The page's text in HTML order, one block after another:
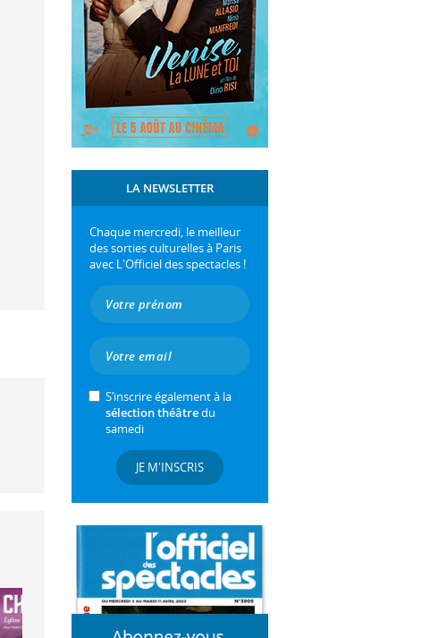
LA NEWSLETTER
Chaque mercredi, le meilleur
des sorties culturelles à Paris
avec L'Officiel des spectacles !
S’inscrire également à la
sélection théâtredu
samedi
JE M'INSCRIS